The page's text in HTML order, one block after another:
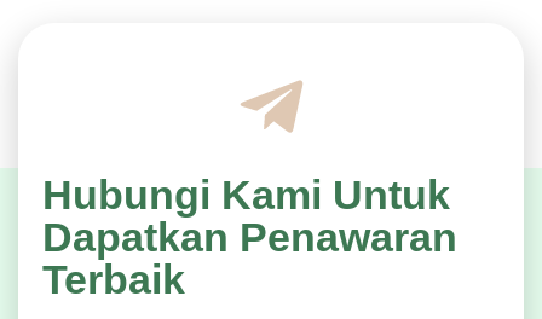
Hubungi Kami Untuk
Dapatkan Penawaran
Terbaik